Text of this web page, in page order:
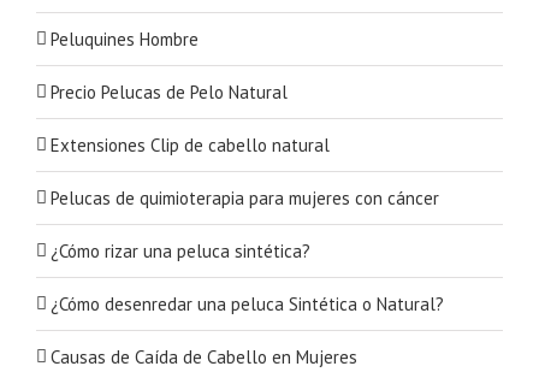
Peluquines Hombre
Precio Pelucas de Pelo Natural
Extensiones Clip de cabello natural
Pelucas de quimioterapia para mujeres con cáncer
¿Cómo rizar una peluca sintética?
¿Cómo desenredar una peluca Sintética o Natural?
Causas de Caída de Cabello en Mujeres